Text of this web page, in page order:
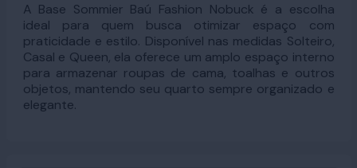
A Base Sommier Baú Fashion Nobuck é a escolha
ideal para quem busca otimizar espaço com
praticidade e estilo. Disponível nas medidas Solteiro,
Casal e Queen, ela oferece um amplo espaço interno
para armazenar roupas de cama, toalhas e outros
objetos, mantendo seu quarto sempre organizado e
elegante.